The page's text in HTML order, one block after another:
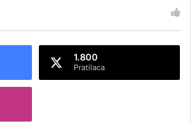
1.800
Pratilaca